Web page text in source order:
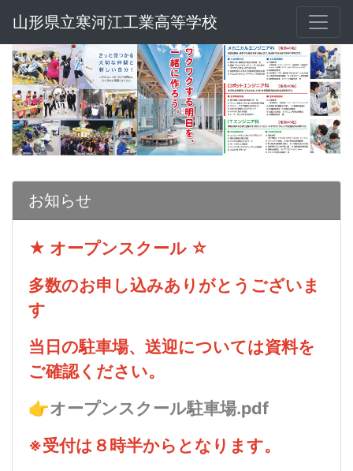
山形県立寒河江工業高等学校
お知らせ
★ オープンスクール ☆
多数のお申し込みありがとうございま
す
当日の駐車場、送迎については資料を
ご確認ください。
👉オープンスクール駐車場.pdf
※受付は８時半からとなります。